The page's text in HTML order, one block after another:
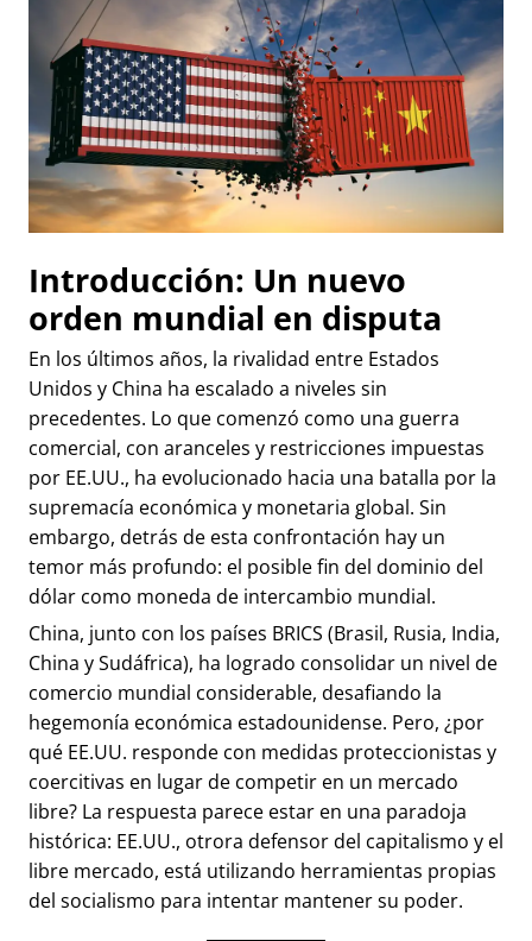
Introducción: Un nuevo
orden mundial en disputa
En los últimos años, la rivalidad entre Estados
Unidos y China ha escalado a niveles sin
precedentes. Lo que comenzó como una guerra
comercial, con aranceles y restricciones impuestas
por EE.UU., ha evolucionado hacia una batalla por la
supremacía económica y monetaria global. Sin
embargo, detrás de esta confrontación hay un
temor más profundo: el posible fin del dominio del
dólar como moneda de intercambio mundial.
China, junto con los países BRICS (Brasil, Rusia, India,
China y Sudáfrica), ha logrado consolidar un nivel de
comercio mundial considerable, desafiando la
hegemonía económica estadounidense. Pero, ¿por
qué EE.UU. responde con medidas proteccionistas y
coercitivas en lugar de competir en un mercado
libre? La respuesta parece estar en una paradoja
histórica: EE.UU., otrora defensor del capitalismo y el
libre mercado, está utilizando herramientas propias
del socialismo para intentar mantener su poder.